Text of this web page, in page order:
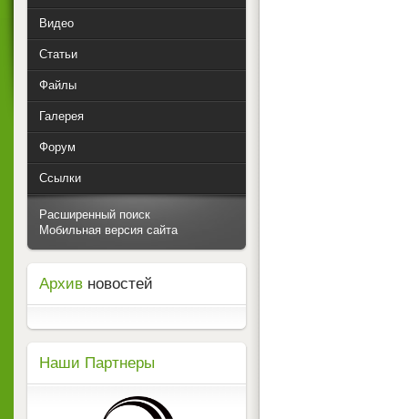
Видео
Статьи
Файлы
Галерея
Форум
Ссылки
Расширенный поиск
Мобильная версия сайта
Архив новостей
Наши Партнеры